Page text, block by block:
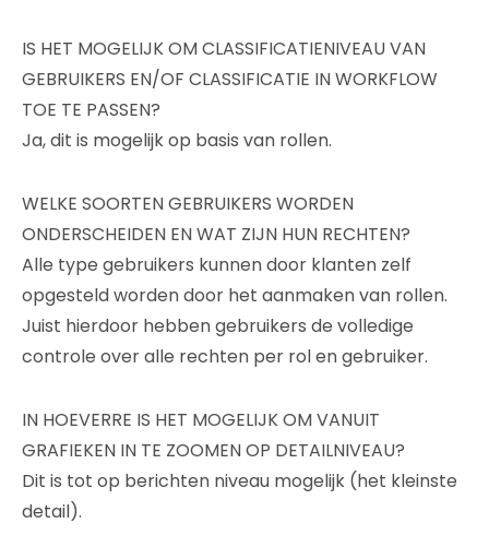
IS HET MOGELIJK OM CLASSIFICATIENIVEAU VAN
GEBRUIKERS EN/OF CLASSIFICATIE IN WORKFLOW
TOE TE PASSEN?
Ja, dit is mogelijk op basis van rollen.
WELKE SOORTEN GEBRUIKERS WORDEN
ONDERSCHEIDEN EN WAT ZIJN HUN RECHTEN?
Alle type gebruikers kunnen door klanten zelf
opgesteld worden door het aanmaken van rollen.
Juist hierdoor hebben gebruikers de volledige
controle over alle rechten per rol en gebruiker.
IN HOEVERRE IS HET MOGELIJK OM VANUIT
GRAFIEKEN IN TE ZOOMEN OP DETAILNIVEAU?
Dit is tot op berichten niveau mogelijk (het kleinste
detail).